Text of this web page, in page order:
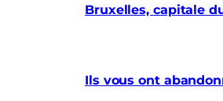
Bruxelles, capitale
Ils vous ont